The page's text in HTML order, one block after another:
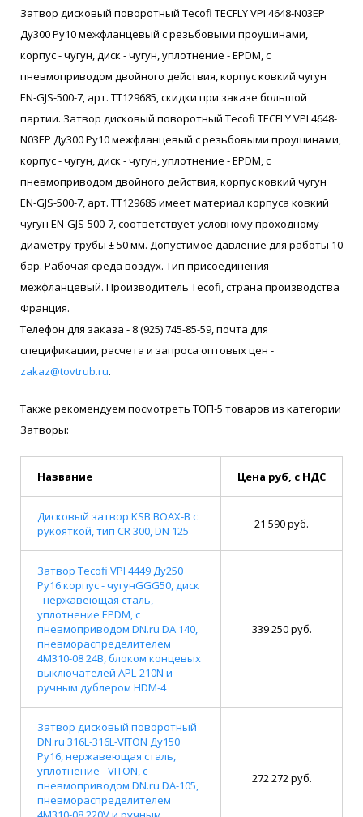
Затвор дисковый поворотный Tecofi TECFLY VPI 4648-N03EP
Ду300 Ру10 межфланцевый с резьбовыми проушинами,
корпус - чугун, диск - чугун, уплотнение - EPDM, с
пневмоприводом двойного действия, корпус ковкий чугун
EN-GJS-500-7, арт. ТТ129685, скидки при заказе большой
партии. Затвор дисковый поворотный Tecofi TECFLY VPI 4648-
N03EP Ду300 Ру10 межфланцевый с резьбовыми проушинами,
корпус - чугун, диск - чугун, уплотнение - EPDM, с
пневмоприводом двойного действия, корпус ковкий чугун
EN-GJS-500-7, арт. ТТ129685 имеет материал корпуса ковкий
чугун EN-GJS-500-7, соответствует условному проходному
диаметру трубы ± 50 мм. Допустимое давление для работы 10
бар. Рабочая среда воздух. Тип присоединения
межфланцевый. Производитель Tecofi, страна производства
Франция.
Телефон для заказа - 8 (925) 745-85-59, почта для
спецификации, расчета и запроса оптовых цен -
zakaz@tovtrub.ru.
Также рекомендуем посмотреть ТОП-5 товаров из категории
Затворы:
Название Цена руб, с НДС
Дисковый затвор KSB BOAX-B с
рукояткой, тип CR 300, DN 125
21 590 руб.
Затвор Tecofi VPI 4449 Ду250
Ру16 корпус - чугунGGG50, диск
- нержавеющая сталь,
уплотнение EPDM, с
пневмоприводом DN.ru DA 140,
пневмораспределителем
4M310-08 24В, блоком концевых
выключателей APL-210N и
ручным дублером HDM-4
339 250 руб.
Затвор дисковый поворотный
DN.ru 316L-316L-VITON Ду150
Ру16, нержавеющая сталь,
уплотнение - VITON, с
пневмоприводом DN.ru DA-105,
пневмораспределителем
272 272 руб.